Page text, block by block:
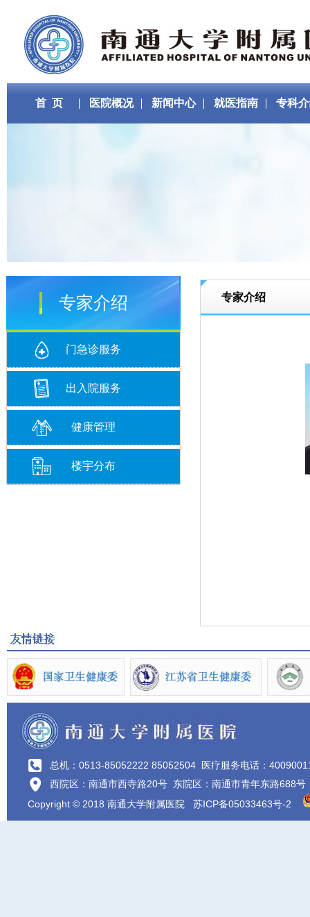
首 页 医院概况 新闻中心 就医指南 专科
专家介绍
门急诊服务
出入院服务
健康管理
楼宇分布
专家介绍
总机：0513-85052222 85052504 医疗服务电话：
西院区：南通市西寺路20号 东院区：南通市青年东路688号
Copyright © 2018 南通大学附属医院 苏ICP备05033463号-2